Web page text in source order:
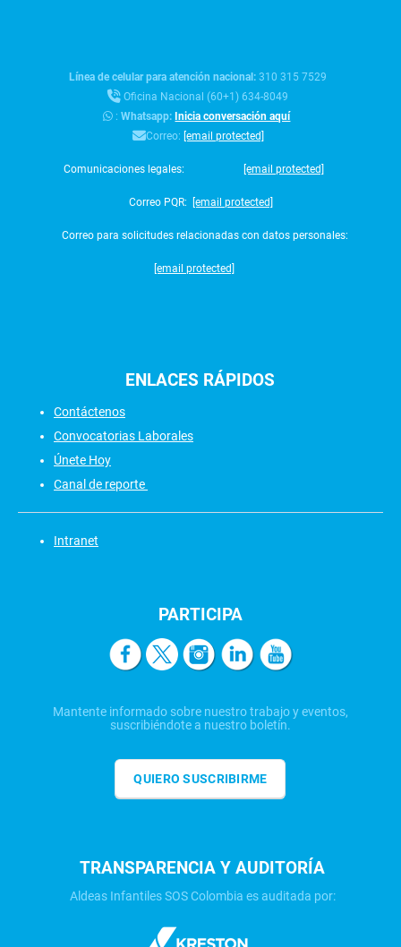
Línea de celular para atención nacional:310 315 7529
Oficina Nacional (60+1) 634-8049
:Whatsapp: Inicia conversación aquí
Correo: [email protected]
Comunicaciones legales: [email protected]
Correo PQR: [email protected]
Correo para solicitudes relacionadas con datos personales:
[email protected]
ENLACES RÁPIDOS
Contáctenos
Convocatorias Laborales
Únete Hoy
Canal de reporte
Intranet
PARTICIPA
Mantente informado sobre nuestro trabajo y eventos,
suscribiéndote a nuestro boletín.
QUIERO SUSCRIBIRME
TRANSPARENCIA Y AUDITORÍA
Aldeas Infantiles SOS Colombia es auditada por: